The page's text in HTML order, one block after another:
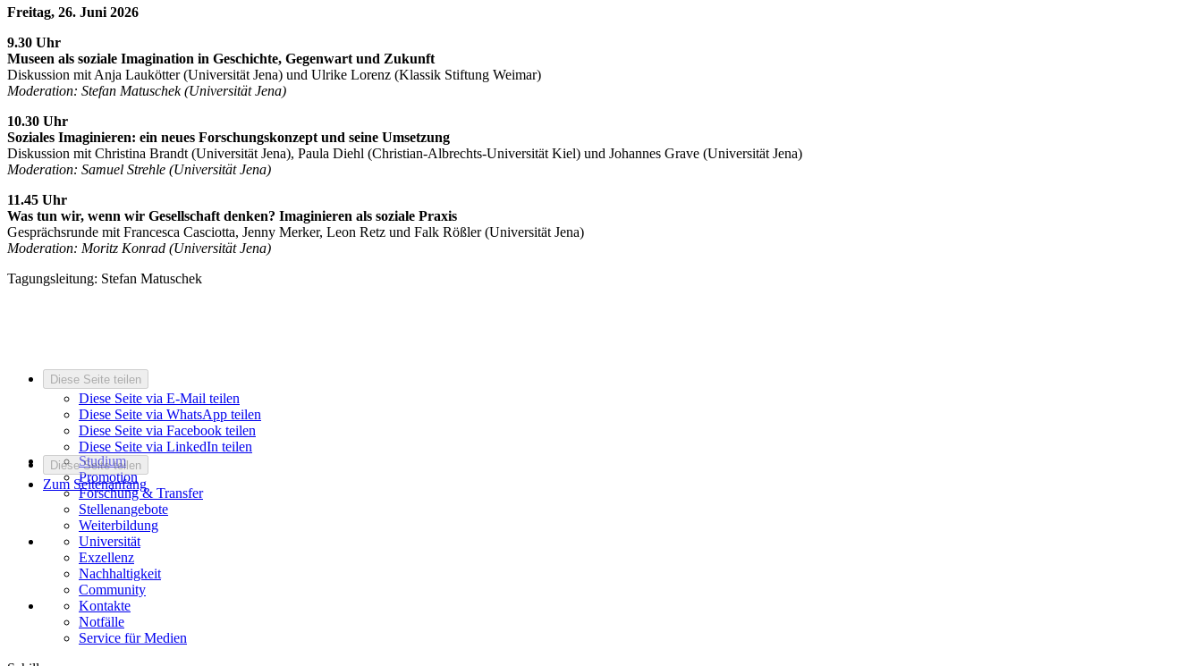
Freitag, 26. Juni 2026
9.30 Uhr
Museen als soziale Imagination in Geschichte, Gegenwart und Zukunft
Diskussion mit Anja Laukötter (Universität Jena) und Ulrike Lorenz (Klassik Stiftung Weimar)
Moderation: Stefan Matuschek (Universität Jena)
10.30 Uhr
Soziales Imaginieren: ein neues Forschungskonzept und seine Umsetzung
Diskussion mit Christina Brandt (Universität Jena), Paula Diehl (Christian-Albrechts-Universität Kiel) und Johannes Grave (Universität Jena)
Moderation: Samuel Strehle (Universität Jena)
11.45 Uhr
Was tun wir, wenn wir Gesellschaft denken? Imaginieren als soziale Praxis
Gesprächsrunde mit Francesca Casciotta, Jenny Merker, Leon Retz und Falk Rößler (Universität Jena)
Moderation: Moritz Konrad (Universität Jena)
Tagungsleitung: Stefan Matuschek
Diese Seite teilen
Diese Seite via E-Mail teilen
Diese Seite via WhatsApp teilen
Diese Seite via Facebook teilen
Diese Seite via LinkedIn teilen
Diese Seite teilen
Zum Seitenanfang
Studium
Promotion
Forschung & Transfer
Stellenangebote
Weiterbildung
Universität
Exzellenz
Nachhaltigkeit
Community
Kontakte
Notfälle
Service für Medien